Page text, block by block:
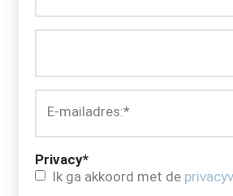
E-mailadres:*
Privacy*
Ik ga akkoord met de